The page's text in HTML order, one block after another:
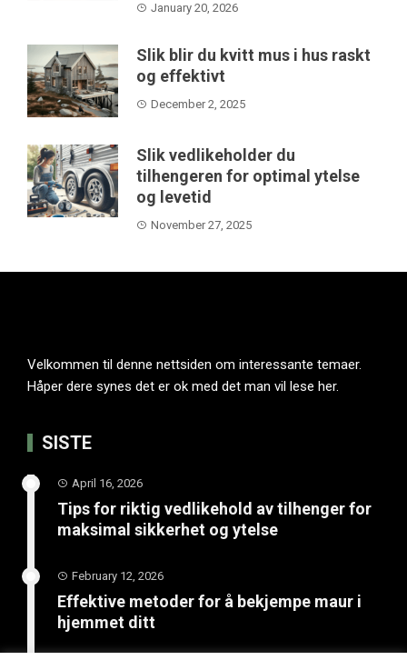
January 20, 2026
Slik blir du kvitt mus i hus raskt
og effektivt
December 2, 2025
Slik vedlikeholder du
tilhengeren for optimal ytelse
og levetid
November 27, 2025
Velkommen til denne nettsiden om interessante temaer.
Håper dere synes det er ok med det man vil lese her.
SISTE
April 16, 2026
Tips for riktig vedlikehold av tilhenger for
maksimal sikkerhet og ytelse
February 12, 2026
Effektive metoder for å bekjempe maur i
hjemmet ditt